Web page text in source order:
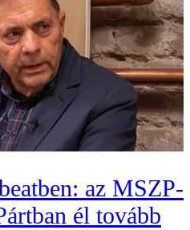
az MSZP-
él tovább